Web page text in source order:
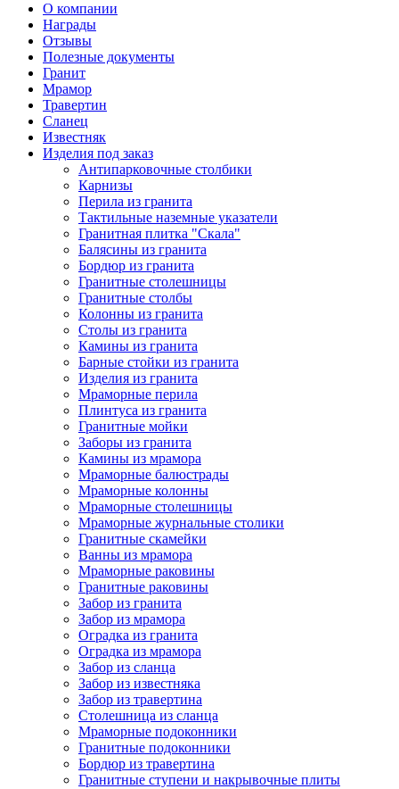
О компании
Награды
Отзывы
Полезные документы
Гранит
Мрамор
Травертин
Сланец
Известняк
Изделия под заказ
Антипарковочные столбики
Карнизы
Перила из гранита
Тактильные наземные указатели
Гранитная плитка "Скала"
Балясины из гранита
Бордюр из гранита
Гранитные столешницы
Гранитные столбы
Колонны из гранита
Столы из гранита
Камины из гранита
Барные стойки из гранита
Изделия из гранита
Мраморные перила
Плинтуса из гранита
Гранитные мойки
Заборы из гранита
Камины из мрамора
Мраморные балюстрады
Мраморные колонны
Мраморные столешницы
Мраморные журнальные столики
Гранитные скамейки
Ванны из мрамора
Мраморные раковины
Гранитные раковины
Забор из гранита
Забор из мрамора
Оградка из гранита
Оградка из мрамора
Забор из сланца
Забор из известняка
Забор из травертина
Столешница из сланца
Мраморные подоконники
Гранитные подоконники
Бордюр из травертина
Гранитные ступени и накрывочные плиты